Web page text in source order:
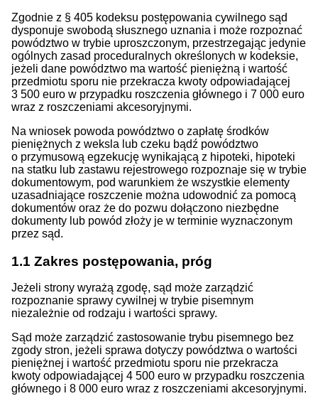
Zgodnie z § 405 kodeksu postępowania cywilnego sąd
dysponuje swobodą słusznego uznania i może rozpoznać
powództwo w trybie uproszczonym, przestrzegając jedynie
ogólnych zasad proceduralnych określonych w kodeksie,
jeżeli dane powództwo ma wartość pieniężną i wartość
przedmiotu sporu nie przekracza kwoty odpowiadającej
3 500 euro w przypadku roszczenia głównego i 7 000 euro
wraz z roszczeniami akcesoryjnymi.
Na wniosek powoda powództwo o zapłatę środków
pieniężnych z weksla lub czeku bądź powództwo
o przymusową egzekucję wynikającą z hipoteki, hipoteki
na statku lub zastawu rejestrowego rozpoznaje się w trybie
dokumentowym, pod warunkiem że wszystkie elementy
uzasadniające roszczenie można udowodnić za pomocą
dokumentów oraz że do pozwu dołączono niezbędne
dokumenty lub powód złoży je w terminie wyznaczonym
przez sąd.
1.1 Zakres postępowania, próg
Jeżeli strony wyrażą zgodę, sąd może zarządzić
rozpoznanie sprawy cywilnej w trybie pisemnym
niezależnie od rodzaju i wartości sprawy.
Sąd może zarządzić zastosowanie trybu pisemnego bez
zgody stron, jeżeli sprawa dotyczy powództwa o wartości
pieniężnej i wartość przedmiotu sporu nie przekracza
kwoty odpowiadającej 4 500 euro w przypadku roszczenia
głównego i 8 000 euro wraz z roszczeniami akcesoryjnymi.